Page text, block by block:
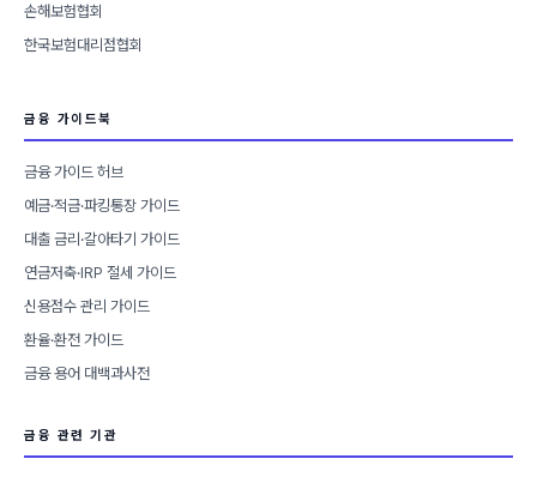
손해보험협회
한국보험대리점협회
금융 가이드북
금융 가이드 허브
예금·적금·파킹통장 가이드
대출 금리·갈아타기 가이드
연금저축·IRP 절세 가이드
신용점수 관리 가이드
환율·환전 가이드
금융 용어 대백과사전
금융 관련 기관